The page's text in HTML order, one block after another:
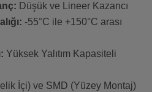
Düşük ve Lineer Kazancı
-55°C ile +150°C arası
Yüksek Yalıtım Kapasiteli
İçi) ve SMD (Yüzey Montaj)